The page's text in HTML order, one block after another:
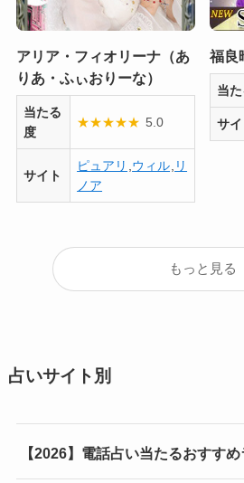
アリア・フィオリーナ（あ
りあ・ふぃおりーな）
当たる
度
★★★★★ 5.0
サイト
ピュアリ ,ウィル, リ
ノア
福良
当
サイ
もっと見る
占いサイト別
【2026】電話占い当たるおすす